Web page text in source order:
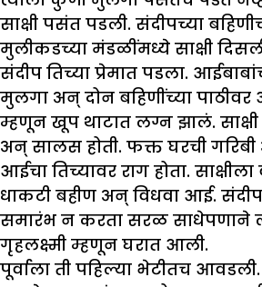
साक्षी पसंत पडली. संदीपच्या
मुलीकडच्या मंडळींमध्ये साक्षी
संदीप तिच्या प्रेमात पडला.
मुलगा अन् दोन बहिणींच्या
म्हणून खूप थाटात लग्न झालं.
अन् सालस होती. फक्त घरची
आईचा तिच्यावर राग होता.
धाकटी बहीण अन् विधवा आई.
समारंभ न करता सरळ साधेपणाने
गृहलक्ष्मी म्हणून घरात आली.
पूर्वाला ती पहिल्या भेटीतच